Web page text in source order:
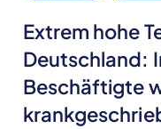
Extrem hohe
Deutschland:
Beschäftigte